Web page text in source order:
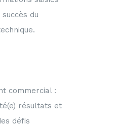
du
commercial :
résultats et
défis